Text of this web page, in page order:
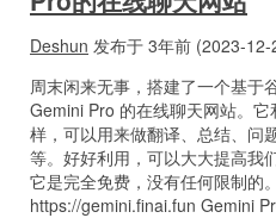
Deshun 发布于 3年前 (2023-12-
周末闲来无事，搭建了一个基于
Gemini Pro 的在线聊天网站。
样，可以用来做翻译、总结、问
等。好好利用，可以大大提高我
它是完全免费，没有任何限制的
https://gemini.finai.fun Gemini